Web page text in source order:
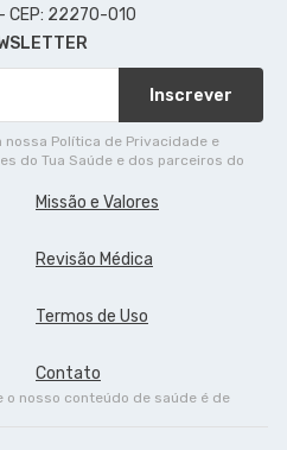
CEP: 22270-010
Inscrever
Política de Privacidade e
do Tua Saúde e dos parceiros do
Missão e Valores
Revisão Médica
Termos de Uso
Contato
o nosso conteúdo de saúde é de